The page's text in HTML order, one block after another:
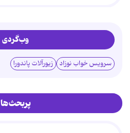
وب‌گردی
سرویس خواب نوزاد زیورآلات پاندورا
پربحث‌ها